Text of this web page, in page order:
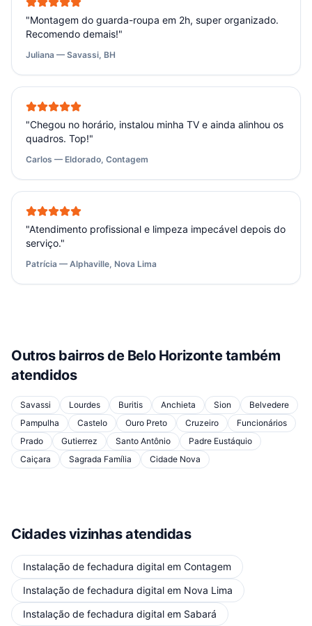
"Montagem do guarda-roupa em 2h, super organizado.
Recomendo demais!"
Juliana — Savassi, BH
"Chegou no horário, instalou minha TV e ainda alinhou os
quadros. Top!"
Carlos — Eldorado, Contagem
"Atendimento profissional e limpeza impecável depois do
serviço."
Patrícia — Alphaville, Nova Lima
Outros bairros de Belo Horizontetambém
atendidos
Savassi Lourdes Buritis Anchieta Sion
Belvedere
Pampulha
Castelo Ouro Preto Cruzeiro
Funcionários
Prado
Gutierrez Santo Antônio
Padre Eustáquio
Caiçara
Sagrada Família Cidade Nova
Cidades vizinhas atendidas
Instalação de fechadura digital em Contagem
Instalação de fechadura digital em Nova Lima
Instalação de fechadura digital em Sabará